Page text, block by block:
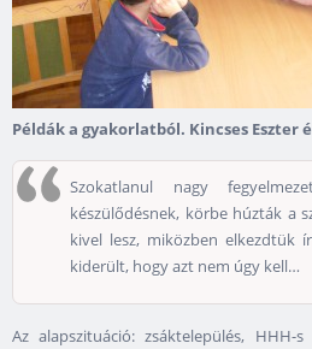
Példák a gyakorlatból. Kincses Eszter
Szokatlanul nagy
készülődésnek, körbe húzták a
kivel lesz, miközben elkezdtük
kiderült, hogy azt nem úgy kell…
Az alapszituáció: zsáktelepülés, HHH-